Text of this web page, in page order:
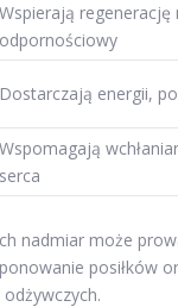
Wspierają regenerację
odpornościowy
Dostarczają energii,
Wspomagają
serca
nadmiar może
posiłków